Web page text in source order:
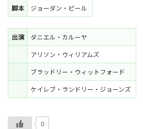
脚本
ジョーダン・ピール
出演
ダニエル・カルーヤ
アリソン・ウィリアムズ
ブラッドリー・ウィットフォード
ケイレブ・ランドリー・ジョーンズ
0